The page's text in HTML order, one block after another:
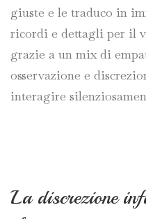
giuste e le traduco in
ricordi e dettagli per il
grazie a un mix di
osservazione e
interagire
La discrezione